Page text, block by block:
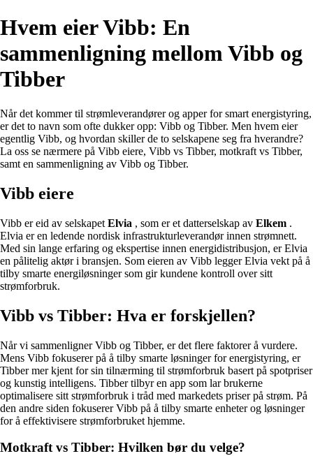
Hvem eier Vibb: En
sammenligning mellom Vibb og
Tibber
Når det kommer til strømleverandører og apper for smart energistyring,
er det to navn som ofte dukker opp: Vibb og Tibber. Men hvem eier
egentlig Vibb, og hvordan skiller de to selskapene seg fra hverandre?
La oss se nærmere på Vibb eiere, Vibb vs Tibber, motkraft vs Tibber,
samt en sammenligning av Vibb og Tibber.
Vibb eiere
Vibb er eid av selskapet Elvia , som er et datterselskap av Elkem .
Elvia er en ledende nordisk infrastrukturleverandør innen strømnett.
Med sin lange erfaring og ekspertise innen energidistribusjon, er Elvia
en pålitelig aktør i bransjen. Som eieren av Vibb legger Elvia vekt på å
tilby smarte energiløsninger som gir kundene kontroll over sitt
strømforbruk.
Vibb vs Tibber: Hva er forskjellen?
Når vi sammenligner Vibb og Tibber, er det flere faktorer å vurdere.
Mens Vibb fokuserer på å tilby smarte løsninger for energistyring, er
Tibber mer kjent for sin tilnærming til strømforbruk basert på spotpriser
og kunstig intelligens. Tibber tilbyr en app som lar brukerne
optimalisere sitt strømforbruk i tråd med markedets priser på strøm. På
den andre siden fokuserer Vibb på å tilby smarte enheter og løsninger
for å effektivisere strømforbruket hjemme.
Motkraft vs Tibber: Hvilken bør du velge?